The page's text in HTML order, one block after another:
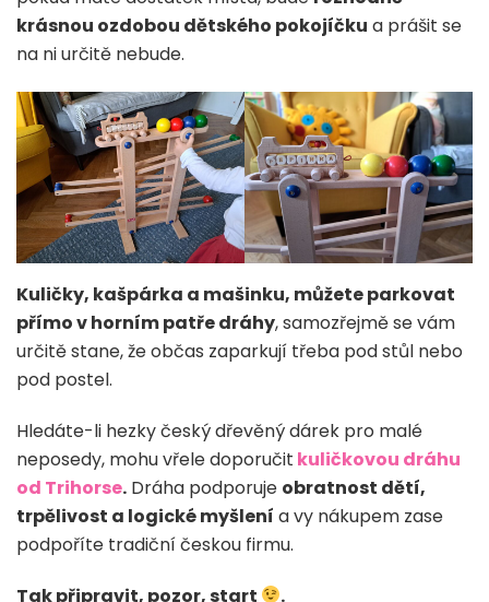
krásnou ozdobou dětského pokojíčku a prášit se
na ni určitě nebude.
Kuličky, kašpárka a mašinku, můžete parkovat
přímo v horním patře dráhy, samozřejmě se vám
určitě stane, že občas zaparkují třeba pod stůl nebo
pod postel.
Hledáte-li hezky český dřevěný dárek pro malé
neposedy, mohu vřele doporučit kuličkovou dráhu
od Trihorse. Dráha podporuje obratnost dětí,
trpělivost a logické myšlení a vy nákupem zase
podpoříte tradiční českou firmu.
Tak připravit, pozor, start .